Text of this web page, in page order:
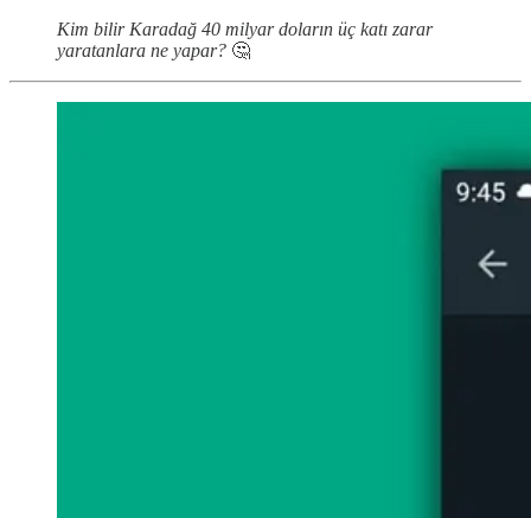
Kim bilir Karadağ 40 milyar doların üç katı zarar
yaratanlara ne yapar? 🤔